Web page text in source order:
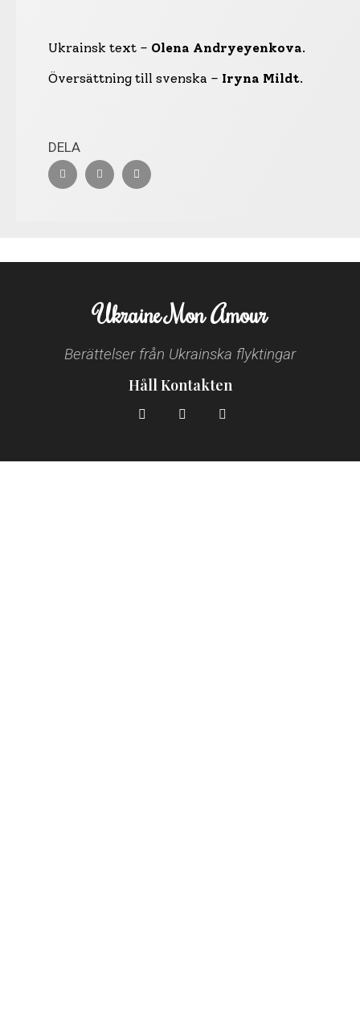
Ukrainsk text – Olena Andryeyenkova.
Översättning till svenska – Iryna Mildt.
DELA
Ukraine Mon Amour
Berättelser från Ukrainska flyktingar
Håll Kontakten